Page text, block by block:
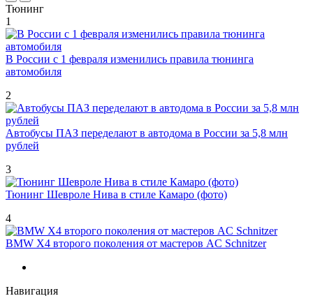
Тюнинг
1
В России с 1 февраля изменились правила тюнинга
автомобиля
2
Автобусы ПАЗ переделают в автодома в России за 5,8 млн
рублей
3
Тюнинг Шевроле Нива в стиле Камаро (фото)
4
BMW X4 второго поколения от мастеров AC Schnitzer
Навигация